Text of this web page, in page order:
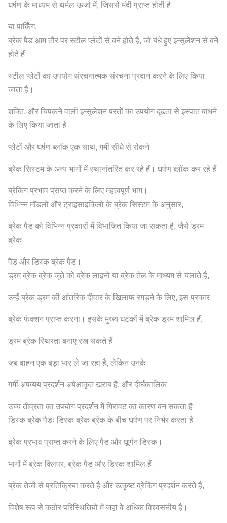
घर्षण के माध्यम से थर्मल ऊर्जा में, जिससे मंदी प्राप्त होती है
या पार्किंग.
ब्रेक पैड आम तौर पर स्टील प्लेटों से बने होते हैं, जो बंधे हुए इन्सुलेशन से बने
होते हैं
स्टील प्लेटों का उपयोग संरचनात्मक संरचना प्रदान करने के लिए किया
जाता है।
शक्ति, और चिपकने वाली इन्सुलेशन परतों का उपयोग दृढ़ता से इस्पात बांधने
के लिए किया जाता है
प्लेटों और घर्षण ब्लॉक एक साथ, गर्मी सीधे से रोकने
ब्रेक सिस्टम के अन्य भागों में स्थानांतरित कर रहे हैं। घर्षण ब्लॉक कर रहे हैं
ब्रेकिंग प्रभाव प्राप्त करने के लिए महत्वपूर्ण भाग।
विभिन्न मॉडलों और ट्राइसाइकिलों के ब्रेक सिस्टम के अनुसार,
ब्रेक पैड को विभिन्न प्रकारों में विभाजित किया जा सकता है, जैसे ड्रम
ब्रेक
पैड और डिस्क ब्रेक पैड।
ड्रम ब्रेक ब्रेक जूते को ब्रेक लाइनों या ब्रेक तेल के माध्यम से चलाते हैं,
उन्हें ब्रेक ड्रम की आंतरिक दीवार के खिलाफ रगड़ने के लिए, इस प्रकार
ब्रेक फंक्शन प्राप्त करना। इसके मुख्य घटकों में ब्रेक ड्रम शामिल हैं,
ड्रम ब्रेक स्थिरता बनाए रख सकते हैं
जब वाहन एक बड़ा भार ले जा रहा है, लेकिन उनके
गर्मी अपव्यय प्रदर्शन अपेक्षाकृत खराब है, और दीर्घकालिक
उच्च तीव्रता का उपयोग प्रदर्शन में गिरावट का कारण बन सकता है।
डिस्क ब्रेक पैडः डिस्क ब्रेक ब्रेक के बीच घर्षण पर निर्भर करता है
ब्रेक प्रभाव प्राप्त करने के लिए पैड और घूर्णन डिस्क।
भागों में ब्रेक क्लिपर, ब्रेक पैड और डिस्क शामिल हैं।
ब्रेक तेजी से प्रतिक्रिया करते हैं और उत्कृष्ट ब्रेकिंग प्रदर्शन करते हैं,
विशेष रूप से कठोर परिस्थितियों में जहां वे अधिक विश्वसनीय हैं।